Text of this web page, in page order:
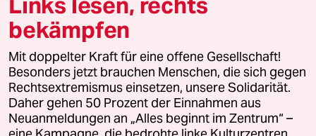
© 2026 taz Verlags und Vertriebs GmbH
Alle Rechte vorbehalten. Bei rechtlichen Fragen oder für Genehmigungen
wenden Sie sich bitte an
lizenzen@taz.de
Feedback Redaktionsstatut Kommune-Richtlinien
bekämpfen
Mit doppelter Kraft für eine offene Gesellschaft!
Besonders jetzt brauchen Menschen, die sich gegen
Rechtsextremismus einsetzen, unsere Solidarität.
Daher gehen 50 Prozent der Einnahmen aus
Neuanmeldungen an „Alles beginnt im Zentrum“ –